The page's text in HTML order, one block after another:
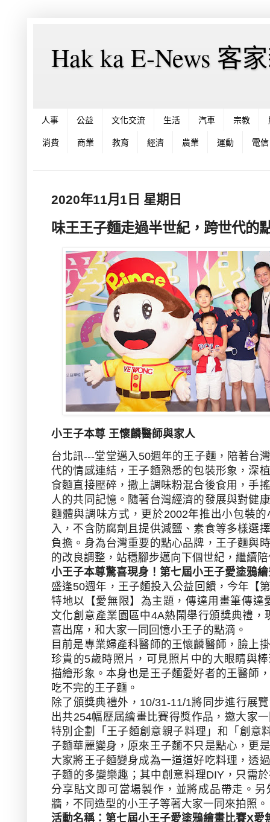
Hak ka E-News 客
人事 公益 文化交流 生活 汽車 宗教
消費 商業 教育 經濟 農業 運動 電信
2020年11月1日 星期日
味王王子麵走過半世紀，跨世代的
小王子本尊 王懷麟醫師與家人
台北訊---堂堂邁入50週年的王子麵，陪著台
代的情感連結，王子麵熟悉的包裝形象，深
食麵直接壓碎，撒上調味粉混合後食用，手
人的共同記憶。隨著台灣經濟的發展與對健
麵體與調味方式，更於2002年推出小包裝
入，不含防腐劑且提供減鹽、素食等多樣選
負擔。身為台灣重要的點心品牌，王子麵與
的改良調整，站穩腳步邁向下個世紀，繼續
小王子本尊驚喜現身！第七屆小王子愛塗鴉
盛逢50週年，王子麵投入公益回饋，今年【
特地以【愛無限】為主題，傳達用畫筆傳達
文化創意產業園區中4A熱鬧舉行頒獎典禮，
喜出席，和大家一同回憶小王子的點滴。
目前是專業婦產科醫師的王懷麟醫師，臉上
珍貴的5歲時照片，可見照片中的大眼睛與
描繪形象。本身也是王子麵愛好者的王醫師
吃不完的王子麵。
除了頒獎典禮外， 10/31-11/1將同步進行展
出共254幅歷屆繪畫比賽得獎作品，邀大家
特別企劃「王子麵創意親子料理」和「創意
子麵華麗變身，原來王子麵不只是點心，更
大家將王子麵變身成為一道道好吃料理，透
子麵的多變樂趣；其中創意料理DIY ，只需
分享貼文即可當場製作，並將成品帶走。
牆，不同造型的小王子等著大家一同來拍照。
活動名稱：第七屆小王子愛塗鴉繪畫比賽X愛